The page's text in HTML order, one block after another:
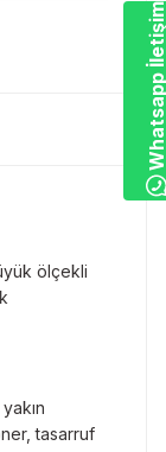
ölçekli
tasarruf